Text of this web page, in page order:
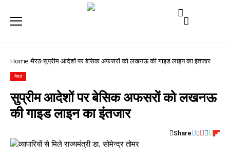
Home मेरठ सुप्रीम आदेशों पर बेसिक अफसरों को लखनऊ की गाइड लाइन का इंतजार
मेरठ
सुप्रीम आदेशों पर बेसिक अफसरों को लखनऊ
की गाइड लाइन का इंतजार
Share